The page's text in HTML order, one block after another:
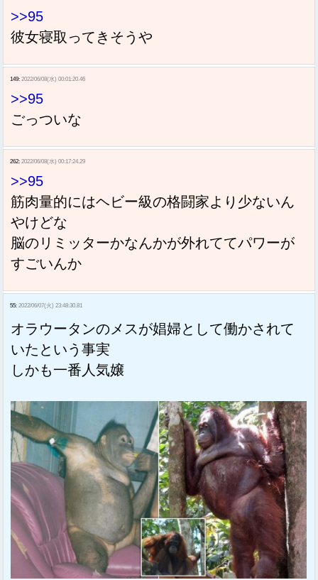
>>95
彼女寝取ってきそうや
149: 2022/06/08(水) 00:01:20.46
>>95
ごっついな
262: 2022/06/08(水) 00:17:24.29
>>95
筋肉量的にはヘビー級の格闘家より少ないん
やけどな
脳のリミッターかなんかが外れててパワーが
すごいんか
55: 2022/06/07(火) 23:48:30.81
オラウータンのメスが娼婦として働かされて
いたという事実
しかも一番人気嬢